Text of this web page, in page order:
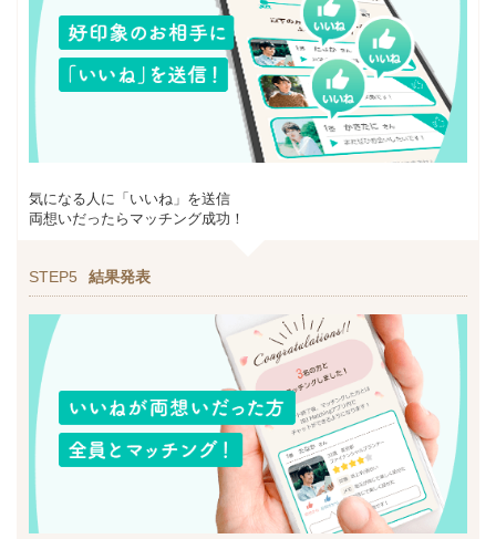
気になる人に「いいね」を送信
両想いだったらマッチング成功！
STEP5 結果発表